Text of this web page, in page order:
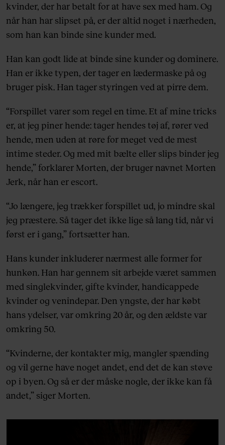
kvinder, der har betalt for at have sex med ham. Og
når han har slipset på, er der altid noget i nærheden,
som han kan binde sine kunder med.
Han kan godt lide at binde sine kunder og dominere.
Han er ikke typen, der tager en lædermaske på og
bruger pisk. Han tager styringen ved at pirre dem.
“Forspillet varer som regel en time. Et af mine tricks
er, at jeg piner hende: tager hendes tøj af, rører ved
hende, men uden at røre for meget ved de mest
intime steder. Og med mit bælte eller slips binder jeg
hende,” forklarer Morten, der bruger navnet Morten
Jerk, når han er escort.
“Jo længere, jeg trækker forspillet ud, jo mindre skal
jeg præstere. Så tager det ikke lige så lang tid, når vi
først er i gang,” fortsætter han.
Hans kunder inkluderer nærmest alle former for
hunkøn. Han har gennem sit arbejde været sammen
med singlekvinder, gifte kvinder, handicappede
kvinder og venindepar. Den yngste, der har købt
hans ydelser, var omkring 20 år, og den ældste var
omkring 50.
“Kvinderne, der kontakter mig, mangler spænding
og vil gerne have noget andet, end det de kan støve
op i byen. Og så er der måske nogle, der ikke kan få
andet,” siger Morten.